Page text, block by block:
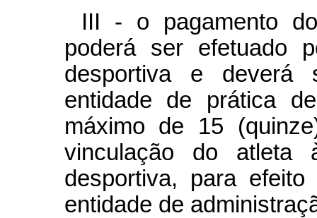
III - o pagamento
poderá ser efetuado
desportiva e deverá
entidade de prática
máximo de 15
vinculação do atleta
desportiva, para
entidade de